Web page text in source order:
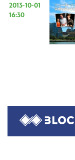
2013-10-01
16:30